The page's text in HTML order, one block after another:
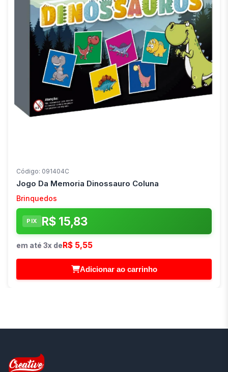
Código: 091404C
Jogo Da Memoria Dinossauro Coluna
Brinquedos
PIX R$ 15,83
em até 3x deR$ 5,55
Adicionar ao carrinho